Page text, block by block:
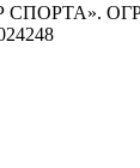
СПОРТА».